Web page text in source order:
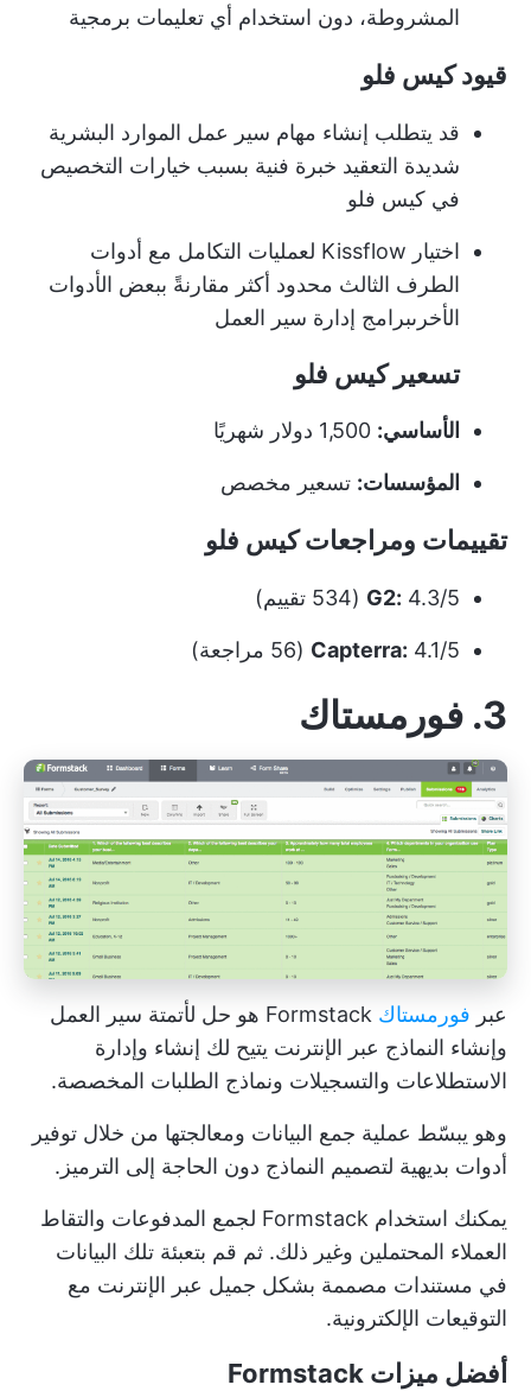
المشروطة، دون استخدام أي تعليمات برمجية
قيود كيس فلو
قد يتطلب إنشاء مهام سير عمل الموارد البشرية
شديدة التعقيد خبرة فنية بسبب خيارات التخصيص
في كيس فلو
اختيار Kissflow لعمليات التكامل مع أدوات
الطرف الثالث محدود أكثر مقارنةً ببعض الأدوات
الأخرىبرامج إدارة سير العمل
تسعير كيس فلو
الأساسي:
المؤسسات: تسعير مخصص
تقييمات ومراجعات كيس فلو
G2: 4.3/5 (534 تقييم)
Capterra: 4.1/5 (56 مراجعة)
3. فورمستاك
عبر فورمستاك
Formstack هو حل لأتمتة سير العمل
وإنشاء النماذج عبر الإنترنت يتيح لك إنشاء وإدارة
الاستطلاعات والتسجيلات ونماذج الطلبات المخصصة.
وهو يبسّط عملية جمع البيانات ومعالجتها من خلال توفير
أدوات بديهية لتصميم النماذج دون الحاجة إلى الترميز.
يمكنك استخدام Formstack لجمع المدفوعات والتقاط
العملاء المحتملين وغير ذلك. ثم قم بتعبئة تلك البيانات
في مستندات مصممة بشكل جميل عبر الإنترنت مع
التوقيعات الإلكترونية.
أفضل ميزات Formstack